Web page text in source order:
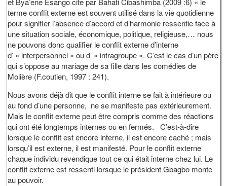
terme conflit externe est souvent utilisé dans la vie quotidienne
pour signifier l’absence d’accord et d’harmonie ressentie face à
une situation sociale, économique, politique, religieuse,… nous
ne pouvons donc qualifier le conflit externe d’interne
d’ « interpersonnel » ou d’ « intragroupe ». C’est le cas d’un père
qui s’oppose au mariage de sa fille dans les comédies de
Molière (F.coutien, 1997 : 241).
Nous avons déjà dit que le conflit interne se fait à intérieure ou
au fond d’une personne, ne se manifeste pas extérieurement.
Mais le conflit externe peut être compris comme des réactions
qui ont été longtemps internes ou en fermés. C’est-à-dire
lorsque le conflit est encore interne, il est encore caché ; mais
lorsqu’il est externe, il est manifesté. Pour le conflit externe
chaque individu revendique tout ce qui était interne chez lui. Le
conflit externe est ressenti lorsque le président Gbagbo monte
au pouvoir.